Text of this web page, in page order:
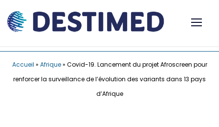
Accueil » Afrique» Covid-19. Lancement du projet Afroscreen pour
renforcer la surveillance de l’évolution des variants dans 13 pays
d’Afrique